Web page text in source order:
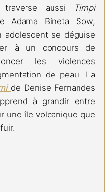
traverse aussi
Timpi
Adama Bineta Sow,
adolescent se déguise
à un concours de
les violences
de peau. La
de Denise Fernandes
à grandir entre
une île volcanique que